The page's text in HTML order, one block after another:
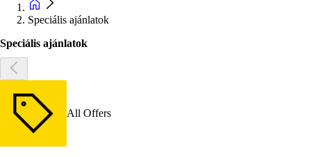
Speciális ajánlatok
Speciális ajánlatok
All Offers